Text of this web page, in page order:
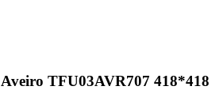
TFU03AVR707 418*418